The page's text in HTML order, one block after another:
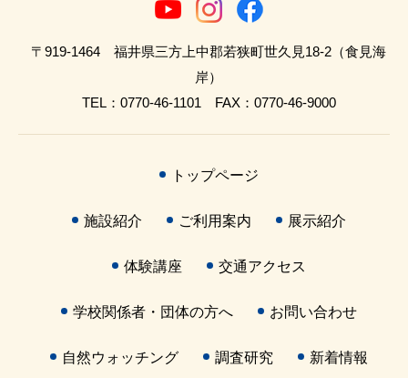
〒919-1464 福井県三方上中郡若狭町世久見18-2（食見海
岸）
TEL：0770-46-1101 FAX：0770-46-9000
トップページ
施設紹介 ご利用案内 展示紹介
体験講座 交通アクセス
学校関係者・団体の方へ お問い合わせ
自然ウォッチング 調査研究 新着情報